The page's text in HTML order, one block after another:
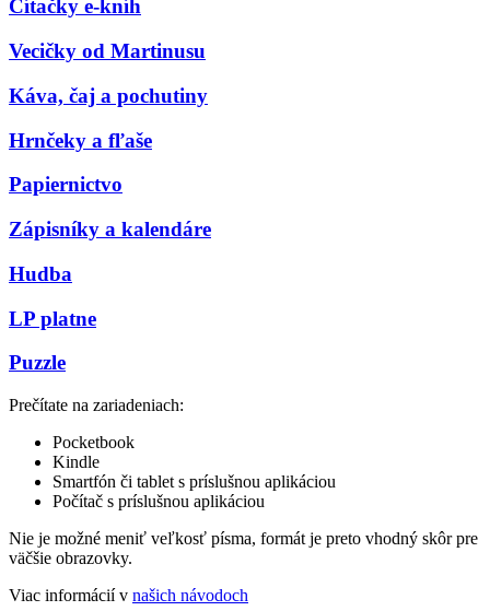
Čítačky e-kníh
Vecičky od Martinusu
Káva, čaj a pochutiny
Hrnčeky a fľaše
Papiernictvo
Zápisníky a kalendáre
Hudba
LP platne
Puzzle
Prečítate na zariadeniach:
Pocketbook
Kindle
Smartfón či tablet s príslušnou aplikáciou
Počítač s príslušnou aplikáciou
Nie je možné meniť veľkosť písma, formát je preto vhodný skôr pre
väčšie obrazovky.
Viac informácií v našich návodoch